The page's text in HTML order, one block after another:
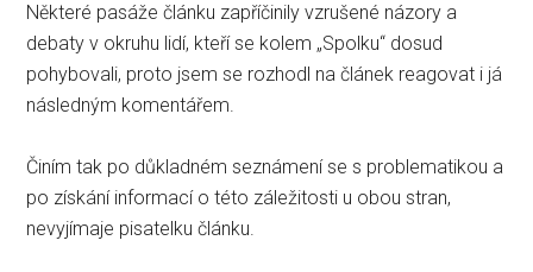
Některé pasáže článku zapříčinily vzrušené názory a
debaty v okruhu lidí, kteří se kolem „Spolku“ dosud
pohybovali, proto jsem se rozhodl na článek reagovat i já
následným komentářem.
Činím tak po důkladném seznámení se s problematikou a
po získání informací o této záležitosti u obou stran,
nevyjímaje pisatelku článku.